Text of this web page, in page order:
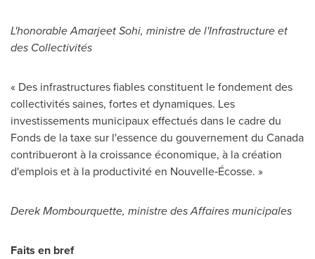
L'honorableAmarjeet Sohi, ministre de l'Infrastructure et
des Collectivités
« Des infrastructures fiables constituent le fondement des
collectivités saines, fortes et dynamiques. Les
investissements municipaux effectués dans le cadre du
Fonds de la taxe sur l'essence du gouvernement du Canada
contribueront à la croissance économique, à la création
d'emplois et à la productivité en Nouvelle‑Écosse. »
Derek Mombourquette, ministre des Affaires municipales
Faits en bref